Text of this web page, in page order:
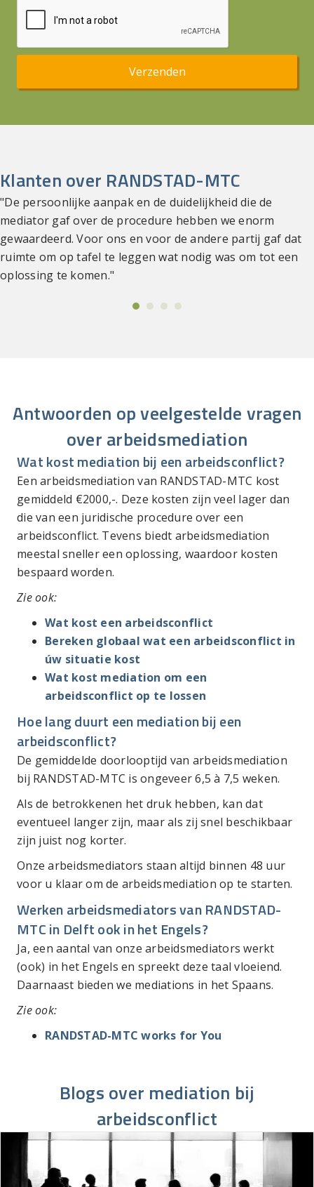
Klanten over RANDSTAD-MTC
"De persoonlijke aanpak en de duidelijkheid die de
mediator gaf over de procedure hebben we enorm
gewaardeerd. Voor ons en voor de andere partij gaf dat
ruimte om op tafel te leggen wat nodig was om tot een
oplossing te komen."
Antwoorden op veelgestelde vragen
over arbeidsmediation
Wat kost mediation bij een arbeidsconflict?
Een arbeidsmediation van RANDSTAD-MTC kost
gemiddeld €2000,-. Deze kosten zijn veel lager dan
die van een juridische procedure over een
arbeidsconflict. Tevens biedt arbeidsmediation
meestal sneller een oplossing, waardoor kosten
bespaard worden.
Zie ook:
Wat kost een arbeidsconflict
Bereken globaal wat een arbeidsconflict in
úw situatie kost
Wat kost mediation om een
arbeidsconflict op te lossen
Hoe lang duurt een mediation bij een
arbeidsconflict?
De gemiddelde doorlooptijd van arbeidsmediation
bij RANDSTAD-MTC is ongeveer 6,5 à 7,5 weken.
Als de betrokkenen het druk hebben, kan dat
eventueel langer zijn, maar als zij snel beschikbaar
zijn juist nog korter.
Onze arbeidsmediators staan altijd binnen 48 uur
voor u klaar om de arbeidsmediation op te starten.
Werken arbeidsmediators van RANDSTAD-
MTC in Delft ook in het Engels?
Ja, een aantal van onze arbeidsmediators werkt
(ook) in het Engels en spreekt deze taal vloeiend.
Daarnaast bieden we mediations in het Spaans.
Zie ook:
RANDSTAD-MTC works for You
Blogs over mediation bij
arbeidsconflict